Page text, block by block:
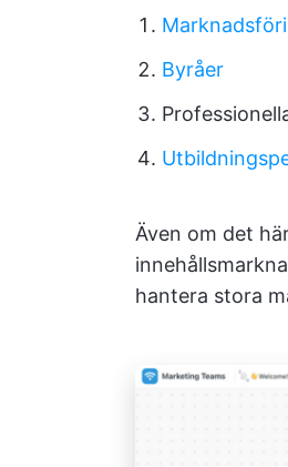
Byråer
Även om det
hantera stora